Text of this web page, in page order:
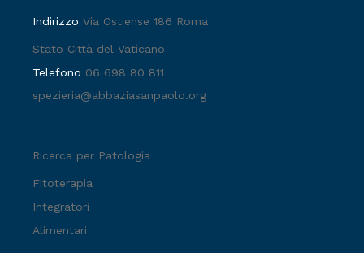
IndirizzoVia Ostiense 186 Roma
Stato Città del Vaticano
Telefono 06 698 80 811
spezieria@abbaziasanpaolo.org
Ricerca per Patologia
Fitoterapia
Integratori
Alimentari